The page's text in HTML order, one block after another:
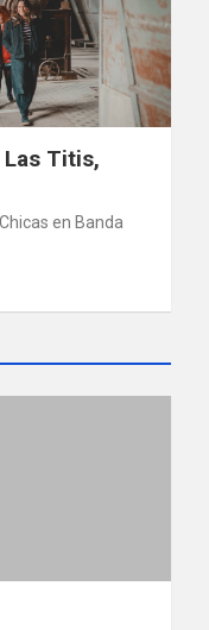
Las Titis,
Chicas en Banda